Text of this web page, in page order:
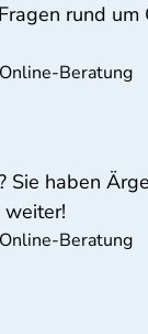
rund um
Beratung
Sie haben
Beratung